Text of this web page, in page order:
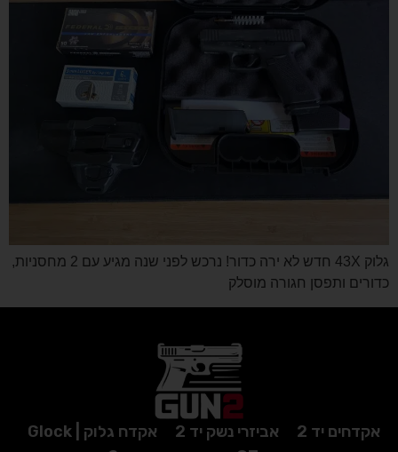
גלוק 43X חדש לא ירה כדור! נרכש לפני שנה מגיע עם 2 מחסניות,
כדורים ותפסן חגורה מוסלק
אקדחים יד 2 אביזרי נשק יד 2
אקדח גלוק | Glock